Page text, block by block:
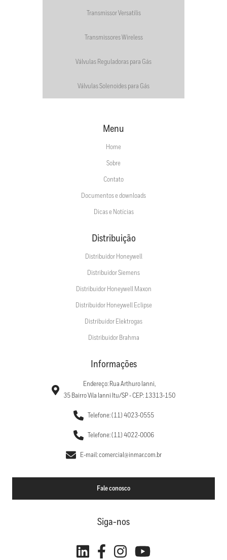
Transmissor Versatilis
Transmissores Wireless
Válvulas Reguladoras para Gás
Válvulas Solenoides para Gás
Menu
Home
Sobre
Contato
Documentos e downloads
Dicas e Notícias
Distribuição
Distribuidor Honeywell
Distribuidor Siemens
Distribuidor Honeywell Maxon
Distribuidor Honeywell Eclipse
Distribuidor Elektrogas
Distribuidor Brahma
Informações
Endereço: Rua Arthuro Ianni,
35 Bairro Vila Ianni Itu/SP - CEP: 13313-150
Telefone: (11) 4023-0555
Telefone: (11) 4022-0006
E-mail: comercial@inmar.com.br
Fale conosco
Siga-nos